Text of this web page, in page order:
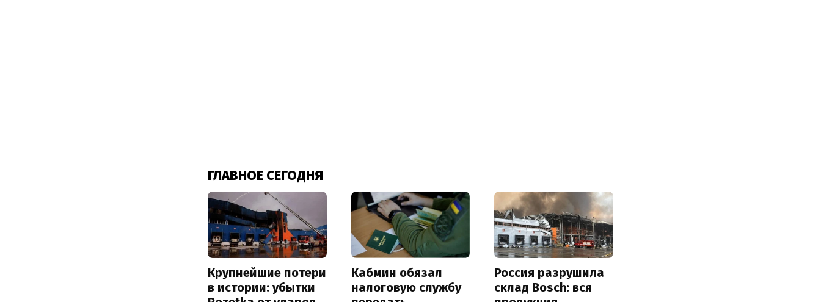
ГЛАВНОЕ СЕГОДНЯ
Крупнейшие потери
в истории: убытки
Кабмин обязал
налоговую службу
Россия разрушила
склад Bosch: вся